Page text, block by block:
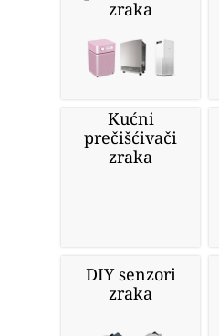
zraka
Kućni
prečišćivači
zraka
DIY senzori
zraka